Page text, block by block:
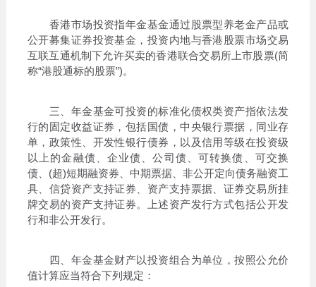
香港市场投资指年金基金通过股票型养老金产品或
公开募集证券投资基金，投资内地与香港股票市场交易
互联互通机制下允许买卖的香港联合交易所上市股票(简
称“港股通标的股票”)。
三、年金基金可投资的标准化债权类资产指依法发
行的固定收益证券，包括国债，中央银行票据，同业存
单，政策性、开发性银行债券，以及信用等级在投资级
以上的金融债、企业债、公司债、可转换债、可交换
债、(超)短期融资券、中期票据、非公开定向债务融资工
具、信贷资产支持证券、资产支持票据、证券交易所挂
牌交易的资产支持证券。上述资产发行方式包括公开发
行和非公开发行。
四、年金基金财产以投资组合为单位，按照公允价
值计算应当符合下列规定：